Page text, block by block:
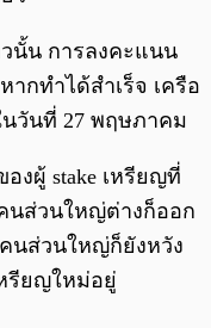
นั้น การลงคะแนน
กทำได้สำเร็จ เครือ
วันที่ 27 พฤษภาคม
งผู้ stake เหรียญที่
นส่วนใหญ่ต่างก็ออก
นส่วนใหญ่ก็ยังหวัง
รียญใหม่อยู่